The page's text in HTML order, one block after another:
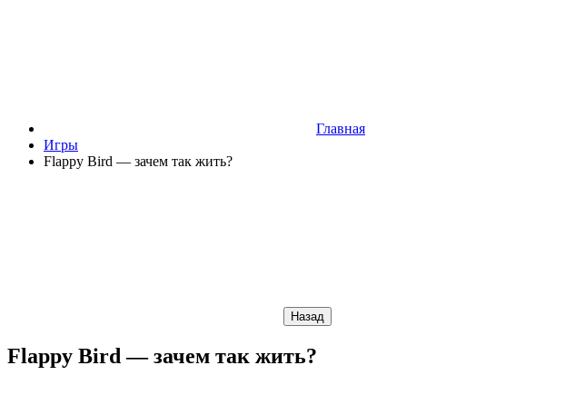
Главная
Игры
Flappy Bird — зачем так жить?
Назад
Flappy Bird — зачем так жить?